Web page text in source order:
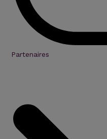
Partenaires